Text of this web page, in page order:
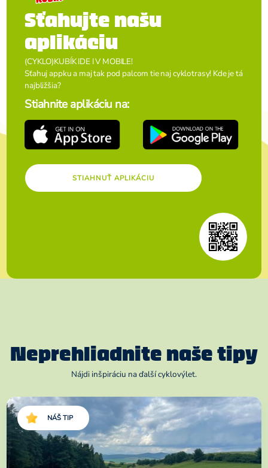
Sťahujte našu
aplikáciu
(CYKLO)KUBÍK IDE I V MOBILE!
Sťahuj appku a maj tak pod palcom tie naj cyklotrasy! Kde je tá
najbližšia?
Stiahnite aplikáciu na:
STIAHNUŤ APLIKÁCIU
Neprehliadnite naše tipy
Nájdi inšpiráciu na ďalší cyklovýlet.
NÁŠ TIP